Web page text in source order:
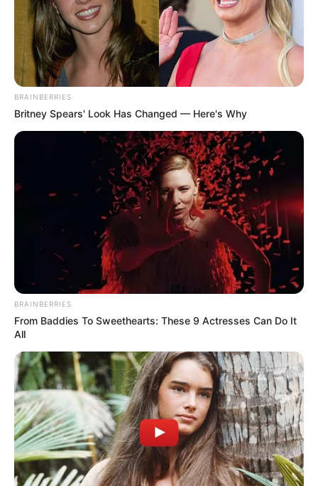
BRAINBERRIES
Britney Spears' Look Has Changed — Here's Why
BRAINBERRIES
From Baddies To Sweethearts: These 9 Actresses Can Do It
All